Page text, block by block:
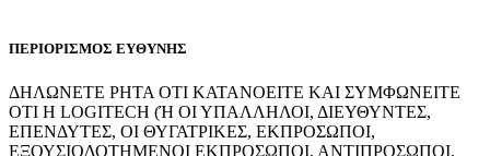
ΠΕΡΙΟΡΙΣΜΟΣ ΕΥΘΥΝΗΣ
ΔΗΛΩΝΕΤΕ ΡΗΤΑ ΟΤΙ ΚΑΤΑΝΟΕΙΤΕ ΚΑΙ ΣΥΜΦΩΝΕΙΤΕ
ΟΤΙ Η LOGITECH (Ή ΟΙ ΥΠΑΛΛΗΛΟΙ, ΔΙΕΥΘΥΝΤΕΣ,
ΕΠΕΝΔΥΤΕΣ, ΟΙ ΘΥΓΑΤΡΙΚΕΣ, ΕΚΠΡΟΣΩΠΟΙ,
ΕΞΟΥΣΙΟΔΟΤΗΜΕΝΟΙ ΕΚΠΡΟΣΩΠΟΙ, ΑΝΤΙΠΡΟΣΩΠΟΙ,